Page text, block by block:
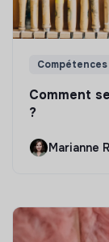
Comment
?
Marianne